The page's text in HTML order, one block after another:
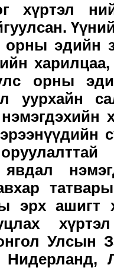
хүртэл
эдийн
орны
уурхайн
явдал
эрх ашигт
Улсын
Нидерланд,